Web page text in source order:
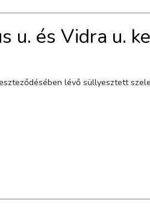
u. és Vidra u.